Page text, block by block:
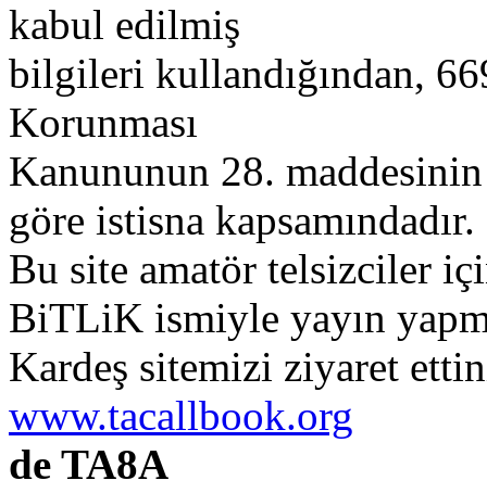
kabul edilmiş
bilgileri kullandığından,
Korunması
Kanununun 28. maddesinin
göre istisna kapsamındadır.
Bu site amatör telsizciler
BiTLiK ismiyle yayın
Kardeş sitemizi ziyaret
www.tacallbook.org
de TA8A